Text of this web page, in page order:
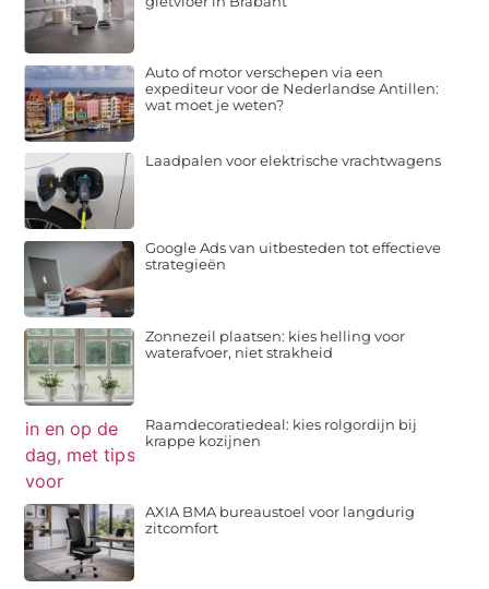
Auto of motor verschepen via een
expediteur voor de Nederlandse Antillen:
wat moet je weten?
Laadpalen voor elektrische vrachtwagens
Google Ads van uitbesteden tot effectieve
strategieën
Zonnezeil plaatsen: kies helling voor
waterafvoer, niet strakheid
Raamdecoratiedeal: kies rolgordijn bij
krappe kozijnen
AXIA BMA bureaustoel voor langdurig
zitcomfort